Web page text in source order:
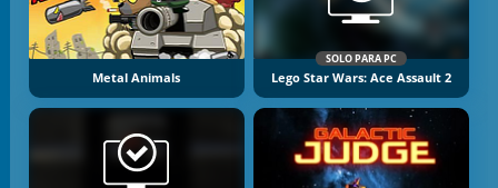
Metal Animals
SOLO PARA PC
Lego Star Wars: Ace Assault 2